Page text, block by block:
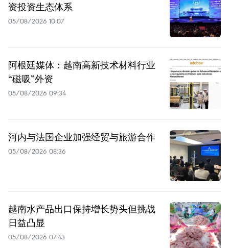
资投资生态体系
05/08/2026 10:07
阿根廷媒体：越南高新技术材料行业
“磁吸”外资
05/08/2026 09:34
河内与法国企业加强经贸与旅游合作
05/08/2026 08:36
越南水产品出口保持增长势头但挑战
日益凸显
05/08/2026 07:43